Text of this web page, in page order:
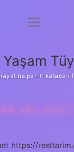
Anasayfa
Yasal Uyarı
menüyü
Yaşam
parıltı katacak
SAÇ
https://